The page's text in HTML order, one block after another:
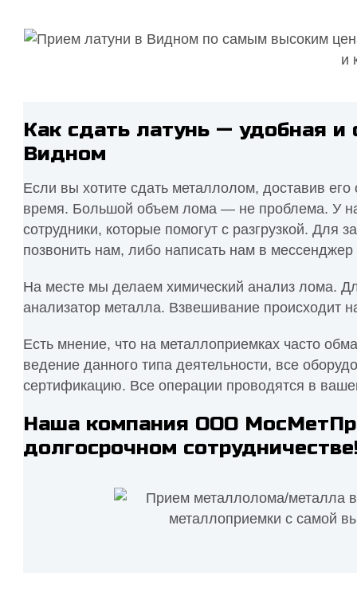
Как сдать латунь — удобная
Видном
Если вы хотите сдать металлолом, доставив
время. Большой объем лома — не проблема. У
сотрудники, которые помогут с разгрузкой. Для
позвонить нам, либо написать нам в мессенджер
На месте мы делаем химический анализ лома.
анализатор металла. Взвешивание происходит
Есть мнение, что на металлоприемках часто
ведение данного типа деятельности, все
сертификацию. Все операции проводятся в
Наша компания ООО
долгосрочном